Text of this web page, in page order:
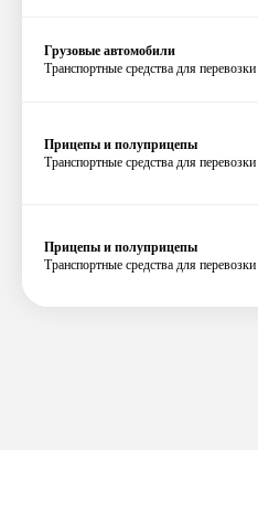
Грузовые автомобили
Транспортные средства для
Прицепы и полуприцепы
Транспортные средства для
Прицепы и полуприцепы
Транспортные средства для